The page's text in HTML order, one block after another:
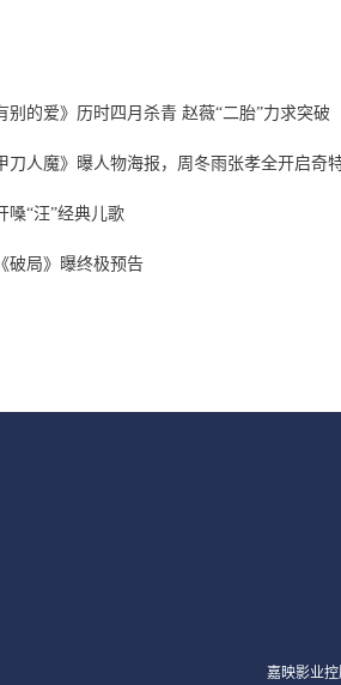
别的爱》历时四月杀青 赵薇“二胎”力求突破
刀人魔》曝人物海报，周冬雨张孝全开启奇
嗓“汪”经典儿歌
破局》曝终极预告
嘉映影业